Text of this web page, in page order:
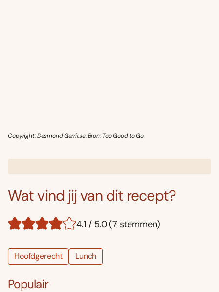
Copyright: Desmond Gerritse. Bron: Too Good to Go
Wat vind jij van dit recept?
4.1 / 5.0 (7 stemmen)
Hoofdgerecht Lunch
Populair